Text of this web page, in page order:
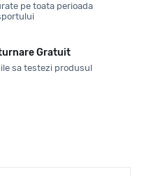
pe toata perioada
Gratuit
sa testezi produsul